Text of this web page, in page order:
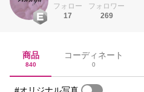
フォロー
17
フォロワー
269
商品
840
コーディネート
0